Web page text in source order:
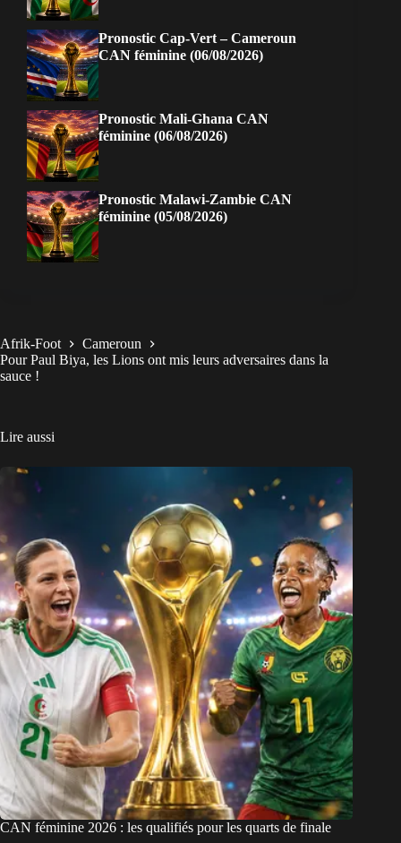
Pronostic Cap-Vert – Cameroun
CAN féminine (06/08/2026)
Pronostic Mali-Ghana CAN
féminine (06/08/2026)
Pronostic Malawi-Zambie CAN
féminine (05/08/2026)
Afrik-Foot
Cameroun
Pour Paul Biya, les Lions ont mis leurs adversaires dans la
sauce !
Lire aussi
CAN féminine 2026 : les qualifiés pour les quarts de finale